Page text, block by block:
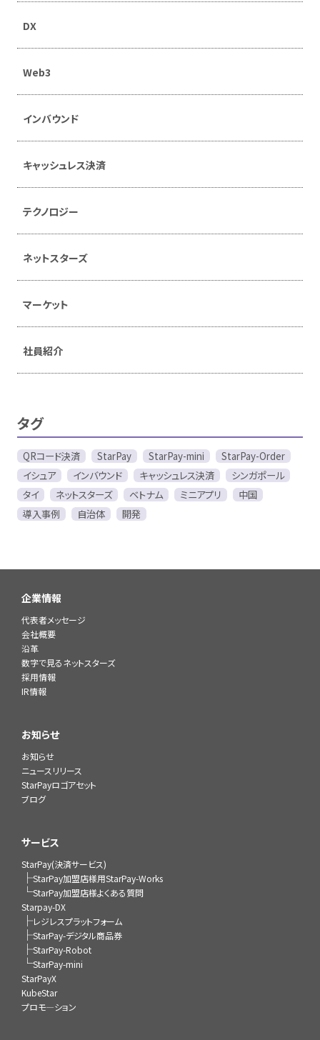
DX
Web3
インバウンド
キャッシュレス決済
テクノロジー
ネットスターズ
マーケット
社員紹介
タグ
QRコード決済 StarPay StarPay-mini
StarPay-Order
イシュア
インバウンド キャッシュレス決済
シンガポール
タイ
ネットスターズ ベトナム ミニアプリ
中国
導入事例
自治体 開発
企業情報
代表者メッセージ
会社概要
沿革
数字で見るネットスターズ
採用情報
IR情報
お知らせ
お知らせ
ニュースリリース
StarPayロゴアセット
ブログ
サービス
StarPay(決済サービス)
├StarPay加盟店様用StarPay-Works
└StarPay加盟店様よくある質問
Starpay-DX
├レジレスプラットフォーム
├StarPay-デジタル商品券
├StarPay-Robot
└StarPay-mini
StarPayX
KubeStar
プロモ―ション